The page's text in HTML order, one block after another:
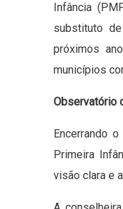
Infância
substituto
próximos
municípios
Observatório
Encerrando
Primeira
visão clara e